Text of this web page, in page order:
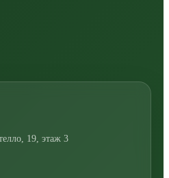
19, этаж 3